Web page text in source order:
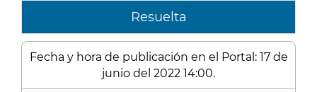
Resuelta
Fecha y hora de publicación en el Portal: 17 de
junio del 2022 14:00.